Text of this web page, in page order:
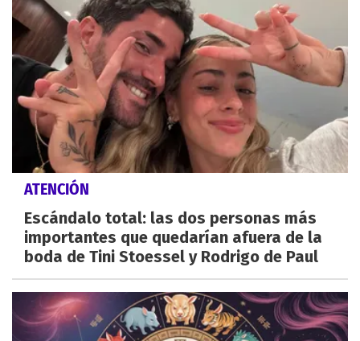
ATENCIÓN
Escándalo total: las dos personas más
importantes que quedarían afuera de la
boda de Tini Stoessel y Rodrigo de Paul